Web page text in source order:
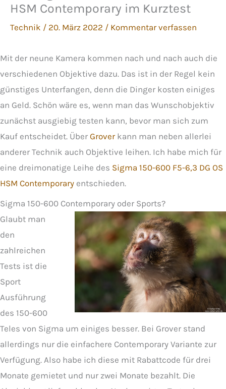
HSM Contemporary im Kurztest
Technik / 20. März 2022 / Kommentar verfassen
Mit der neune Kamera kommen nach und nach auch die
verschiedenen Objektive dazu. Das ist in der Regel kein
günstiges Unterfangen, denn die Dinger kosten einiges
an Geld. Schön wäre es, wenn man das Wunschobjektiv
zunächst ausgiebig testen kann, bevor man sich zum
Kauf entscheidet. Über Groverkann man neben allerlei
anderer Technik auch Objektive leihen. Ich habe mich für
eine dreimonatige Leihe des Sigma 150-600 F5-6,3 DG OS
HSM Contemporary entschieden.
Sigma 150-600 Contemporary oder Sports?
Glaubt man
den
zahlreichen
Tests ist die
Sport
Ausführung
des 150-600
Teles von Sigma um einiges besser. Bei Grover stand
allerdings nur die einfachere Contemporary Variante zur
Verfügung. Also habe ich diese mit Rabattcode für drei
Monate gemietet und nur zwei Monate bezahlt. Die